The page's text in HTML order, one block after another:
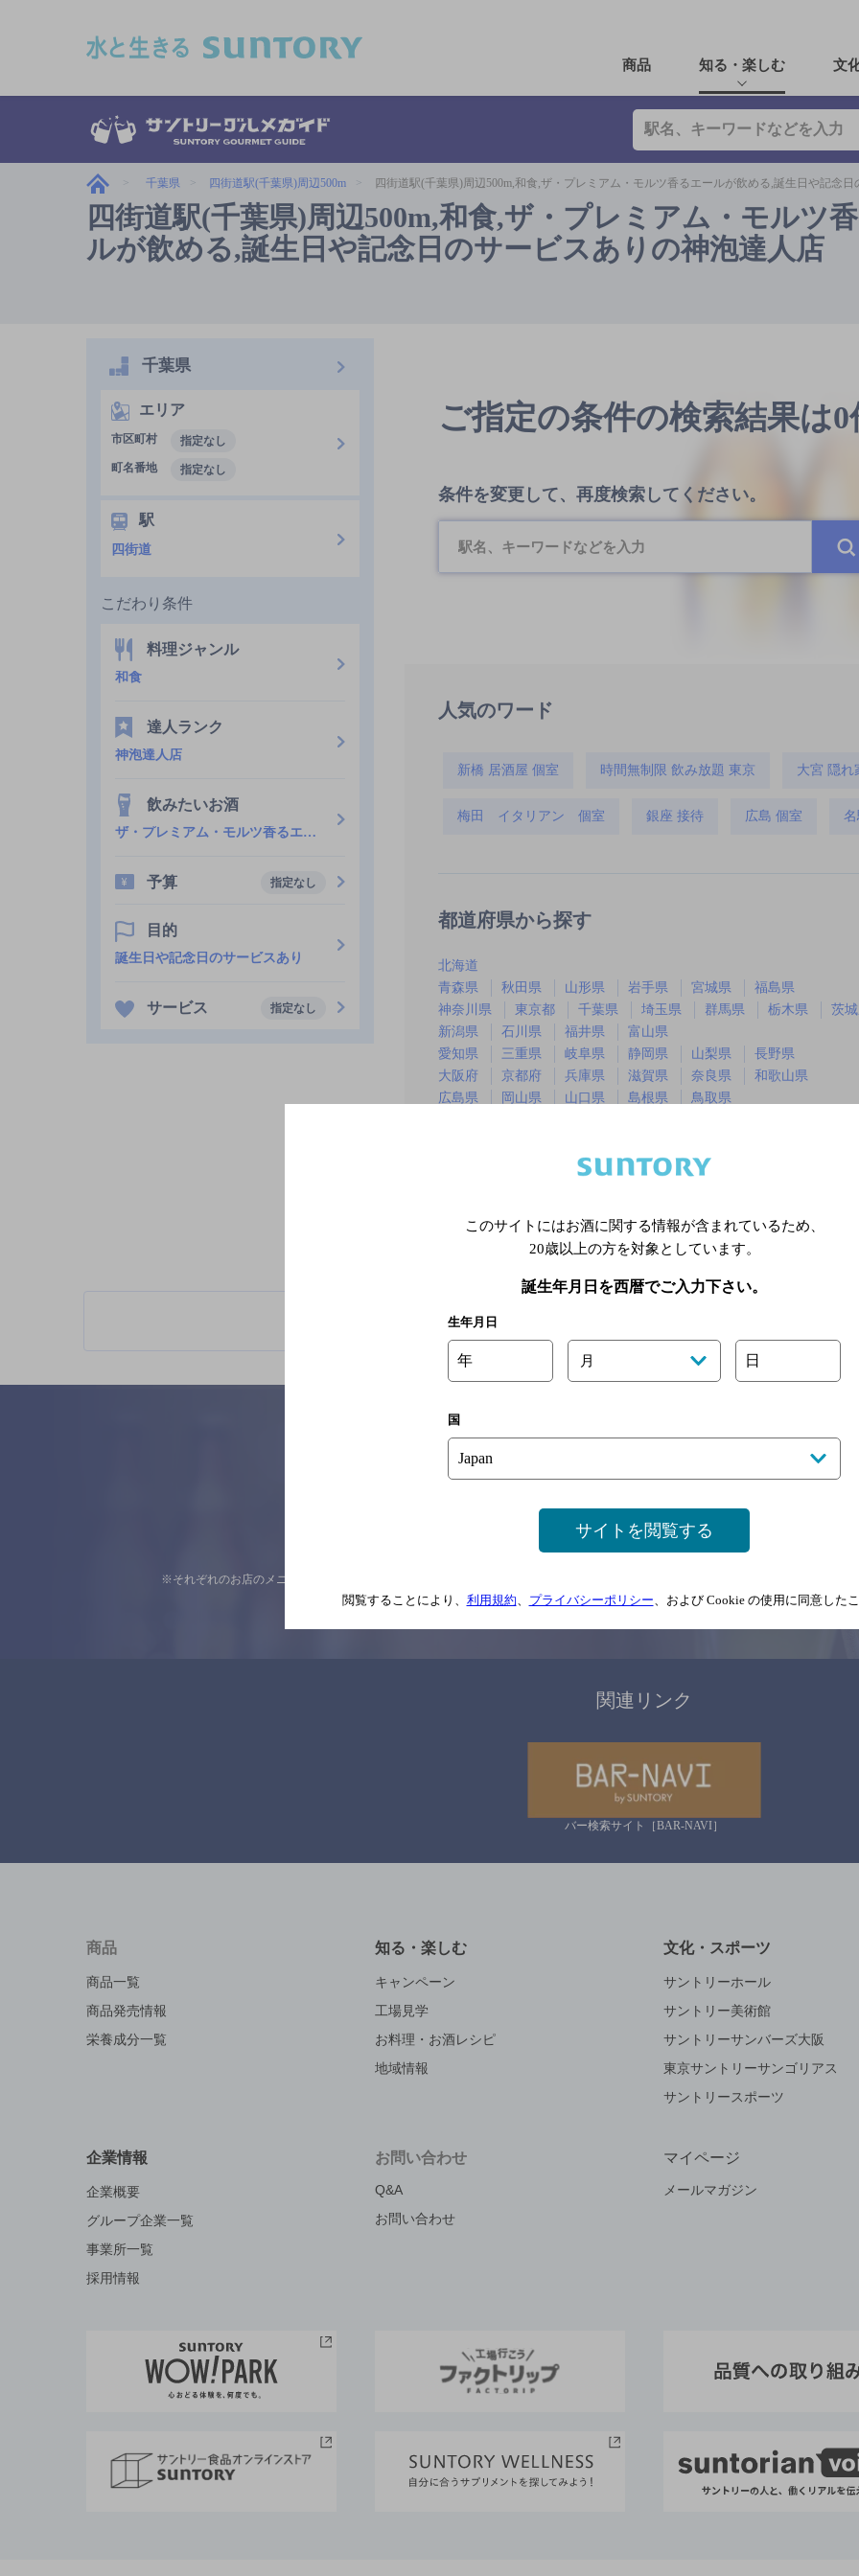
商品 知る・楽しむ 文
千葉県 四街道駅(千葉県)周辺500m 四街道駅(千葉県)周辺500m,和食,ザ・プレミアム・モルツ香るエールが飲める,誕生日や記念
四街道駅(千葉県)周辺500m,和食,ザ・プレミアム・モルツ
ルが飲める,誕生日や記念日のサービスありの神泡達人店
ご指定の条件の検索結果は0
条件を変更して、再度検索してください。
人気のワード
新橋 居酒屋 個室 時間無制限 飲み放題 東京 大宮 隠れ
梅田 イタリアン 個室 銀座 接待 広島 個室
都道府県から探す
北海道
青森県
秋田県 山形県 岩手県 宮城県
福島県
神奈川県
東京都 千葉県 埼玉県 群馬県 栃木県
茨
新潟県
石川県 福井県
富山県
愛知県
三重県 岐阜県 静岡県 山梨県
長野県
大阪府
京都府 兵庫県 滋賀県 奈良県
和歌山県
広島県
岡山県 山口県 島根県
鳥取県
※店舗によりハイボール取り扱い銘
千葉県
エリア
市区町村
指定なし
町名番地
指定なし
駅
四街道
こだわり条件
料理ジャンル
和食
達人ランク
神泡達人店
飲みたいお酒
ザ・プレミアム・モルツ香るエール
予算 指定なし
目的
誕生日や記念日のサービスあり
サービス 指定なし
ご意見・ご感想
※それぞれのお店のメニューや営業時間などの掲載情報については、 念のためお店にご確
関連リンク
バー検索サイト［BAR-NAVI］
商品
商品一覧
商品発売情報
栄養成分一覧
知る・楽しむ
キャンペーン
工場見学
お料理・お酒レシピ
地域情報
文化・スポーツ
サントリーホール
サントリー美術館
サントリーサンバーズ大阪
東京サントリーサンゴリアス
サントリースポーツ
企業情報
企業概要
グループ企業一覧
事業所一覧
採用情報
お問い合わせ
Q&A
お問い合わせ
マイページ
メールマガジン
このサイトにはお酒に関する情報が含まれているため、
20歳以上の方を対象としています。
誕生年月日を西暦でご入力下さい。
生年月日
年 月 日
国
サイトを閲覧する
閲覧することにより、 利用規約、 プライバシーポリシー、および Cookie の使用に同意した